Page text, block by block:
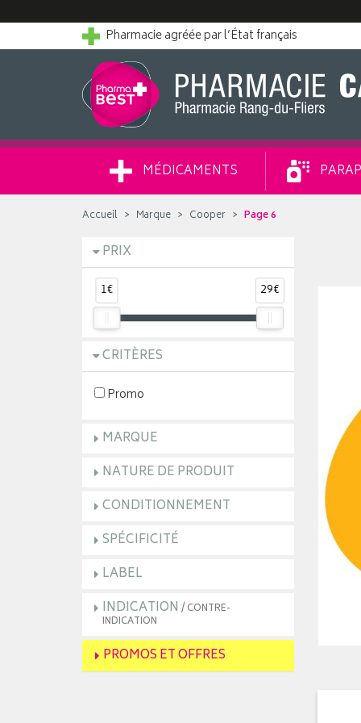
Pharmacie agréée par l’État français
MÉDICAMENTS
Accueil Marque Cooper Page 6
PRIX
1€ 29€
CRITÈRES
Promo
MARQUE
NATURE DE PRODUIT
CONDITIONNEMENT
SPÉCIFICITÉ
LABEL
INDICATION / CONTRE-
INDICATION
PROMOS ET OFFRES